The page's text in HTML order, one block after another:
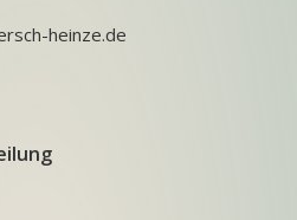
heinze.de